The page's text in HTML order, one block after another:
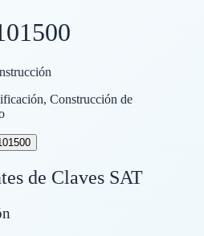
Construcción de
de Claves SAT